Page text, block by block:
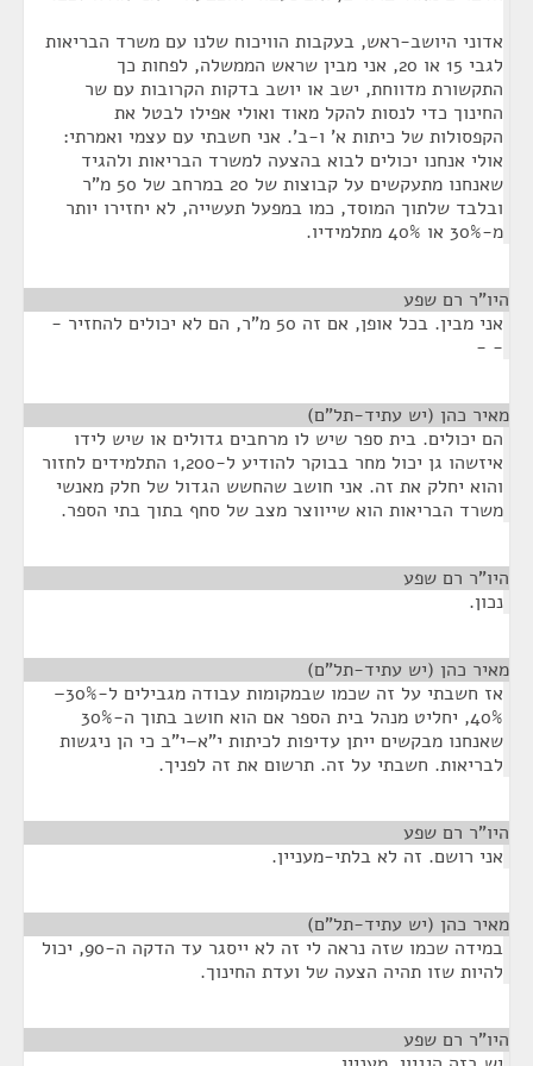
אדוני היושב-ראש, בעקבות הוויכוח שלנו עם משרד הבריאות
לגבי 15 או 20, אני מבין שראש הממשלה, לפחות כך
התקשורת מדווחת, ישב או יושב בדקות הקרובות עם שר
החינוך כדי לנסות להקל מאוד ואולי אפילו לבטל את
הקפסולות של כיתות א' ו-ב'. אני חשבתי עם עצמי ואמרתי:
אולי אנחנו יכולים לבוא בהצעה למשרד הבריאות ולהגיד
שאנחנו מתעקשים על קבוצות של 20 במרחב של 50 מ"ר
ובלבד שלתוך המוסד, כמו במפעל תעשייה, לא יחזירו יותר
מ-30% או 40% מתלמידיו.
היו"ר רם שפע
אני מבין. בכל אופן, אם זה 50 מ"ר, הם לא יכולים להחזיר -
- -
מאיר כהן (יש עתיד-תל"ם)
הם יכולים. בית ספר שיש לו מרחבים גדולים או שיש לידו
איזשהו גן יכול מחר בבוקר להודיע ל-1,200 התלמידים לחזור
והוא יחלק את זה. אני חושב שהחשש הגדול של חלק מאנשי
משרד הבריאות הוא שייווצר מצב של סחף בתוך בתי הספר.
היו"ר רם שפע
נכון.
מאיר כהן (יש עתיד-תל"ם)
אז חשבתי על זה שכמו שבמקומות עבודה מגבילים ל-30%–
40%, יחליט מנהל בית הספר אם הוא חושב בתוך ה-30%
שאנחנו מבקשים ייתן עדיפות לכיתות י"א–י"ב כי הן ניגשות
לבריאות. חשבתי על זה. תרשום את זה לפניך.
היו"ר רם שפע
אני רושם. זה לא בלתי-מעניין.
מאיר כהן (יש עתיד-תל"ם)
במידה שכמו שזה נראה לי זה לא ייסגר עד הדקה ה-90, יכול
להיות שזו תהיה הצעה של ועדת החינוך.
היו"ר רם שפע